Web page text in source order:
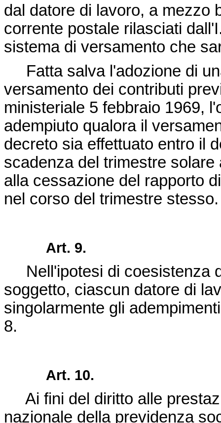
dal datore di lavoro, a mezzo
corrente postale rilasciati
sistema di versamento che
Fatta salva l'adozione di
versamento dei contributi
ministeriale 5 febbraio 1969,
adempiuto qualora il
decreto sia effettuato entro il
scadenza del trimestre
alla cessazione del rapporto
nel corso del trimestre stesso.
Art. 9.
Nell'ipotesi di coesistenza
soggetto, ciascun datore di
singolarmente gli
8.
Art. 10.
Ai fini del diritto alle
nazionale della previdenza